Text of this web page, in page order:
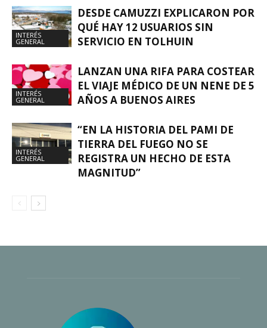
INTERÉS
GENERAL
DESDE CAMUZZI EXPLICARON POR
QUÉ HAY 12 USUARIOS SIN
SERVICIO EN TOLHUIN
INTERÉS
GENERAL
LANZAN UNA RIFA PARA COSTEAR
EL VIAJE MÉDICO DE UN NENE DE 5
AÑOS A BUENOS AIRES
INTERÉS
GENERAL
“EN LA HISTORIA DEL PAMI DE
TIERRA DEL FUEGO NO SE
REGISTRA UN HECHO DE ESTA
MAGNITUD”